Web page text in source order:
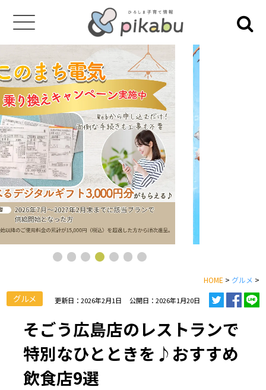
HOME > グルメ >
グルメ 更新日：2026年2月1日 公開日：2026年1月20日
そごう広島店のレストランで
特別なひとときを♪おすすめ
飲食店9選